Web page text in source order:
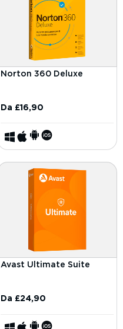
Norton 360 Deluxe
Da £16,90
Avast Ultimate Suite
Da £24,90